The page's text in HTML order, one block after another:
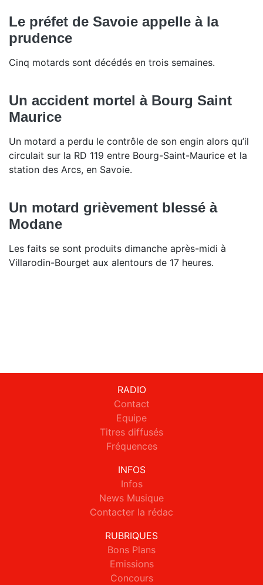
Le préfet de Savoie appelle à la
prudence
Cinq motards sont décédés en trois semaines.
Un accident mortel à Bourg Saint
Maurice
Un motard a perdu le contrôle de son engin alors qu’il
circulait sur la RD 119 entre Bourg-Saint-Maurice et la
station des Arcs, en Savoie.
Un motard grièvement blessé à
Modane
Les faits se sont produits dimanche après-midi à
Villarodin-Bourget aux alentours de 17 heures.
RADIO
Contact
Equipe
Titres diffusés
Fréquences
INFOS
Infos
News Musique
Contacter la rédac
RUBRIQUES
Bons Plans
Emissions
Concours